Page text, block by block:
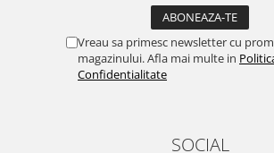
Vreau sa primesc newsletter cu
magazinului. Afla mai multe in
Confidentialitate
SOCIAL